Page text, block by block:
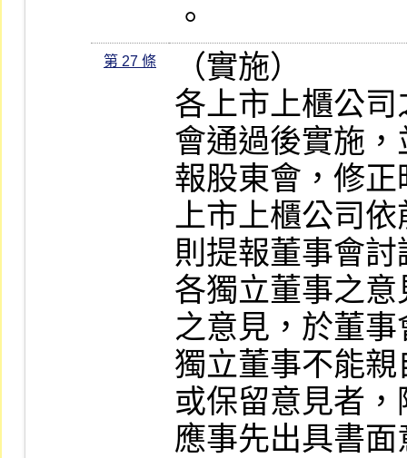
。
第 27 條
（實施）
各上市上櫃公
會通過後實施
報股東會，修正
上市上櫃公司
則提報董事會
各獨立董事之
之意見，於董
獨立董事不能
或保留意見者
應事先出具書